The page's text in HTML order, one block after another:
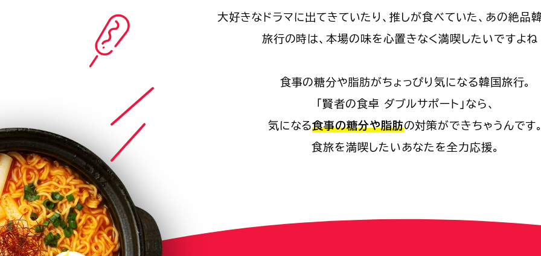
大好きなドラマに出てきていたり、推しが食べていた、あの絶品
旅行の時は、本場の味を心置きなく満喫したいですよね
食事の糖分や脂肪がちょっぴり気になる韓国旅行。
「賢者の食卓 ダブルサポート」なら、
気になる食事の糖分や脂肪の対策ができちゃうんです
食旅を満喫したいあなたを全力応援。